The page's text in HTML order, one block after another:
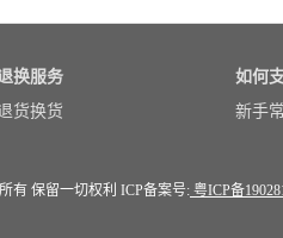
换服务
货换货
如何
新手
有 保留一切权利 ICP备案号: 粤ICP备